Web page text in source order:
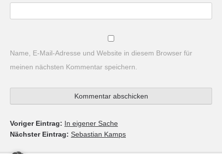
Name, E-Mail-Adresse und Website in diesem Browser für
meinen nächsten Kommentar speichern.
Voriger Eintrag: In eigener Sache
Nächster Eintrag: Sebastian Kamps